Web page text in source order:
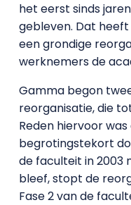
het eerst sinds
gebleven. Dat
een grondige
werknemers de
Gamma begon
reorganisatie, die
Reden hiervoor
begrotingstekort
de faculteit in 2003
bleef, stopt de
Fase 2 van de